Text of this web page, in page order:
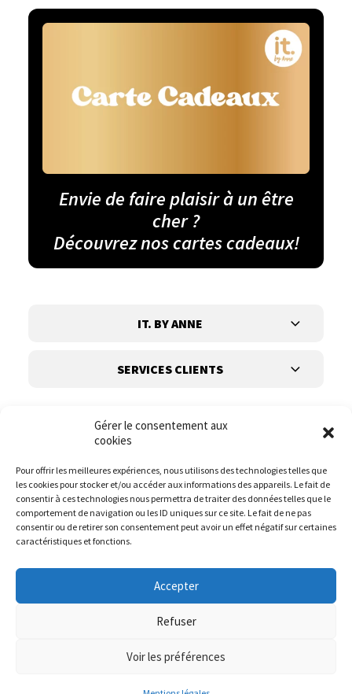
Gérer le consentement aux
cookies
Pour offrir les meilleures expériences, nous utilisons des technologies telles que
les cookies pour stocker et/ou accéder aux informations des appareils. Le fait de
consentir à ces technologies nous permettra de traiter des données telles que le
comportement de navigation ou les ID uniques sur ce site. Le fait de ne pas
consentir ou de retirer son consentement peut avoir un effet négatif sur certaines
caractéristiques et fonctions.
Accepter
Refuser
Voir les préférences
Envie de faire plaisir à un être
cher ?
Découvrez nos cartes cadeaux!
IT. BY ANNE
SERVICES CLIENTS
Suivez-nous
Website :DIREXION.BE